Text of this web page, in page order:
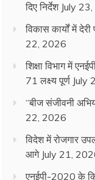
दिए निर्देश July
विकास कार्यों में
22, 2026
शिक्षा विभाग में
71 लक्ष्य पूर्ण July
“बीज संजीवनी
22, 2026
विदेश में रोजगार
आगे July 21,
एनईपी-2020 के